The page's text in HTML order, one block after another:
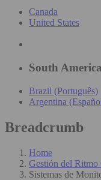
Canada
United States
South America
Brazil (Português)
Argentina
Breadcrumb
Home
Gestión del
Sistemas de